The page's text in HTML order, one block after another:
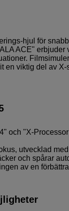
hjul för
ACE" erbjuder
en viktig del av
och "X-
utvecklad
och spårar
av en